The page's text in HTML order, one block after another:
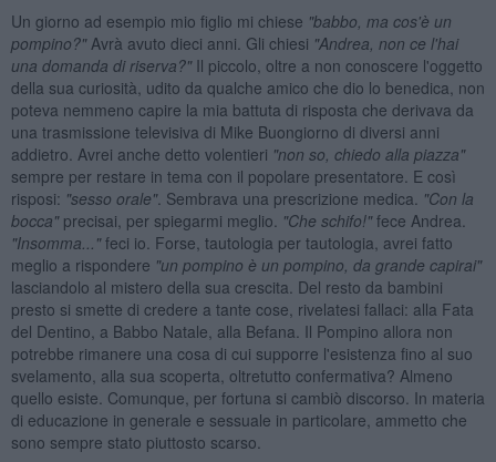
Un giorno ad esempio mio figlio mi chiese "babbo, ma cos'è un
pompino?"Avrà avuto dieci anni. Gli chiesi "Andrea, non ce l'hai
una domanda di riserva?"Il piccolo, oltre a non conoscere l'oggetto
della sua curiosità, udito da qualche amico che dio lo benedica, non
poteva nemmeno capire la mia battuta di risposta che derivava da
una trasmissione televisiva di Mike Buongiorno di diversi anni
addietro. Avrei anche detto volentieri "non so, chiedo alla piazza"
sempre per restare in tema con il popolare presentatore. E così
risposi: "sesso orale". Sembrava una prescrizione medica. "Con la
bocca" precisai, per spiegarmi meglio. "Che schifo!"fece Andrea.
"Insomma..."feci io. Forse, tautologia per tautologia, avrei fatto
meglio a rispondere "un pompino è un pompino, da grande capirai"
lasciandolo al mistero della sua crescita. Del resto da bambini
presto si smette di credere a tante cose, rivelatesi fallaci: alla Fata
del Dentino, a Babbo Natale, alla Befana. Il Pompino allora non
potrebbe rimanere una cosa di cui supporre l'esistenza fino al suo
svelamento, alla sua scoperta, oltretutto confermativa? Almeno
quello esiste. Comunque, per fortuna si cambiò discorso. In materia
di educazione in generale e sessuale in particolare, ammetto che
sono sempre stato piuttosto scarso.